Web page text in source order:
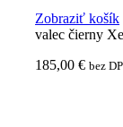
Zobraziť košík
valec čierny
185,00€ bez